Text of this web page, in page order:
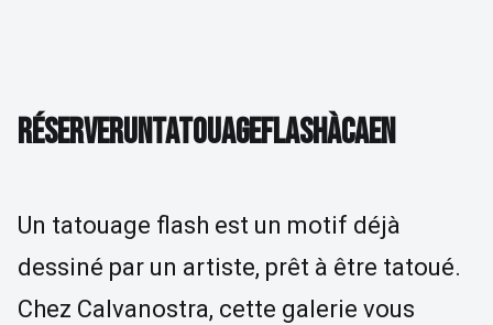
RÉSERVER UN TATOUAGE FLASH À CAEN
RÉSERVERUNTATOUAGEFLASHÀCAEN
Un tatouage flash est un motif déjà
dessiné par un artiste, prêt à être tatoué.
Chez Calvanostra, cette galerie vous